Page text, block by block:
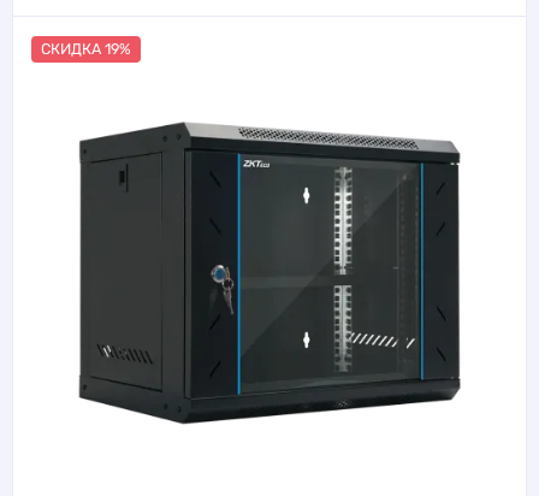
СКИДКА 19%